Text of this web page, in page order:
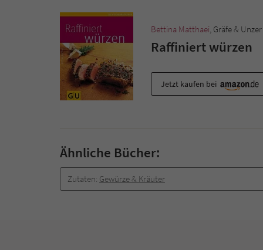
Bettina Matthaei, Gräfe & Unzer
Raffiniert würzen
Jetzt kaufen bei
Ähnliche Bücher:
Zutaten: Gewürze & Kräuter